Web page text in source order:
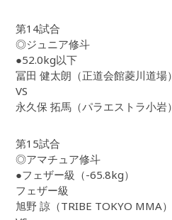
第14試合
◎ジュニア修斗
●52.0kg以下
冨田 健太朗（正道会館菱川道場）
VS
永久保 拓馬（パラエストラ小岩）
第15試合
◎アマチュア修斗
●フェザー級（-65.8kg）
フェザー級
旭野 諒（TRIBE TOKYO MMA）